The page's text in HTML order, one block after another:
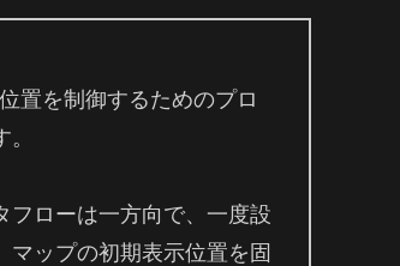
置を制御するためのプロ
フローは一方向で、一度設
ップの初期表示位置を固